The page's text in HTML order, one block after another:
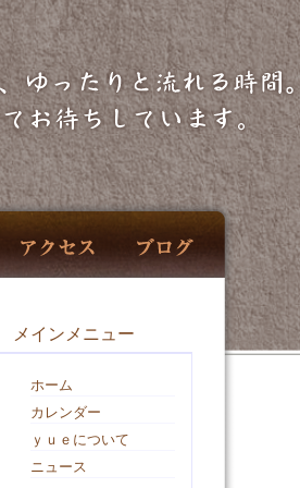
メインメニュー
ホーム
カレンダー
ｙｕｅについて
ニュース